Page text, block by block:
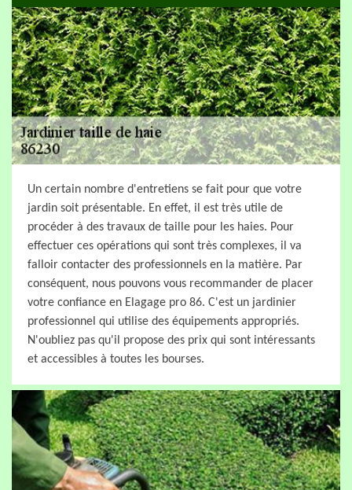
Un certain nombre d'entretiens se fait pour que votre
jardin soit présentable. En effet, il est très utile de
procéder à des travaux de taille pour les haies. Pour
effectuer ces opérations qui sont très complexes, il va
falloir contacter des professionnels en la matière. Par
conséquent, nous pouvons vous recommander de placer
votre confiance en Elagage pro 86. C'est un jardinier
professionnel qui utilise des équipements appropriés.
N'oubliez pas qu'il propose des prix qui sont intéressants
et accessibles à toutes les bourses.